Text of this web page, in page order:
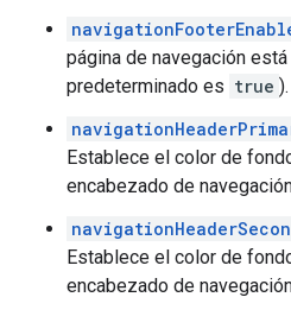
página de navegación
predeterminado es true ).
Establece el color de
encabezado de
Establece el color de
encabezado de